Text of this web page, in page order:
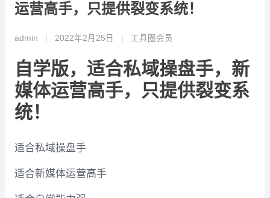
运营高手，只提供裂变系统！
admin 2022年2月25日 工具圈会员
自学版，适合私域操盘手，新
媒体运营高手，只提供裂变系
统！
适合私域操盘手
适合新媒体运营高手